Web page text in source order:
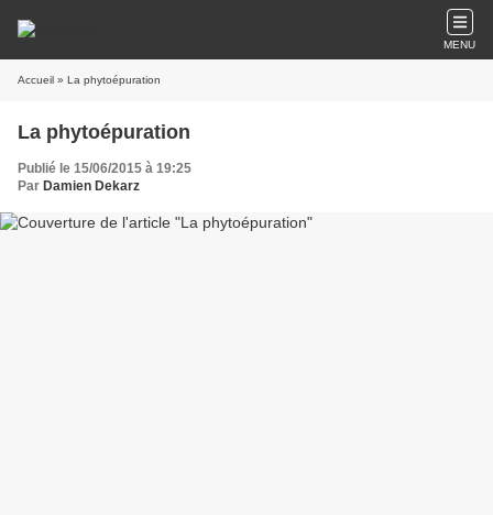
MENU
Accueil » La phytoépuration
La phytoépuration
Publié le 15/06/2015 à 19:25
Par Damien Dekarz